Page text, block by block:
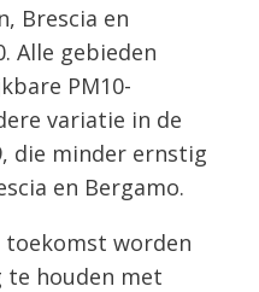
Brescia en
Alle gebieden
PM10-
variatie in de
die minder ernstig
en Bergamo.
toekomst worden
houden met